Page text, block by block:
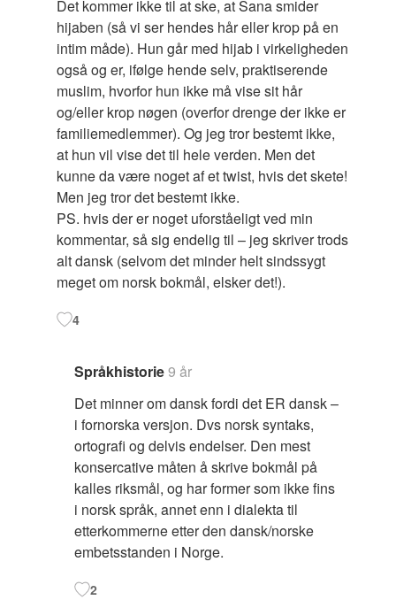
Det kommer ikke til at ske, at Sana smider
hijaben (så vi ser hendes hår eller krop på en
intim måde). Hun går med hijab i virkeligheden
også og er, ifølge hende selv, praktiserende
muslim, hvorfor hun ikke må vise sit hår
og/eller krop nøgen (overfor drenge der ikke er
familiemedlemmer). Og jeg tror bestemt ikke,
at hun vil vise det til hele verden. Men det
kunne da være noget af et twist, hvis det skete!
Men jeg tror det bestemt ikke.
PS. hvis der er noget uforståeligt ved min
kommentar, så sig endelig til – jeg skriver trods
alt dansk (selvom det minder helt sindssygt
meget om norsk bokmål, elsker det!).
4
Språkhistorie9 år
Det minner om dansk fordi det ER dansk –
i fornorska versjon. Dvs norsk syntaks,
ortografi og delvis endelser. Den mest
konsercative måten å skrive bokmål på
kalles riksmål, og har former som ikke fins
i norsk språk, annet enn i dialekta til
etterkommerne etter den dansk/norske
embetsstanden i Norge.
2